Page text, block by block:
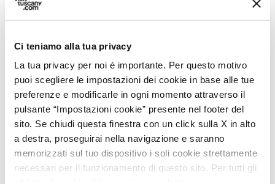
Ci teniamo alla tua privacy
La tua privacy per noi è importante. Per questo motivo
puoi scegliere le impostazioni dei cookie in base alle tue
preferenze e modificarle in ogni momento attraverso il
pulsante “Impostazioni cookie” presente nel footer del
sito. Se chiudi questa finestra con un click sulla X in alto
a destra, proseguirai nella navigazione e saranno
memorizzati sul tuo dispositivo i soli cookie strettamente
necessari per il funzionamento di questo sito. Per tutti gli
Pasti per bambini
accessible
Persone con esigenze speciali
(accessibilità)
In carrozzina
Intolleranze alimentari
Senior
work Business e Mice